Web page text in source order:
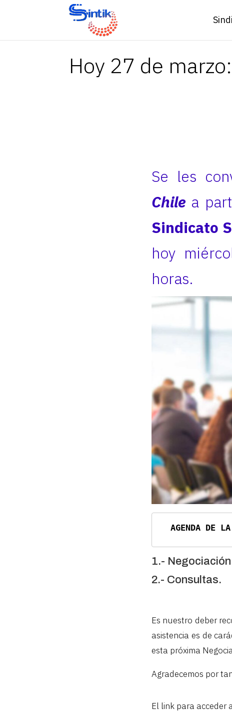
Hoy 27 de
Se les
Chilea
Sindicato
hoy
horas.
AGENDA DE
1.-
2.- Consultas.
Es nuestro deber
asistencia es de
esta próxima
Agradecemos por
El link para acceder